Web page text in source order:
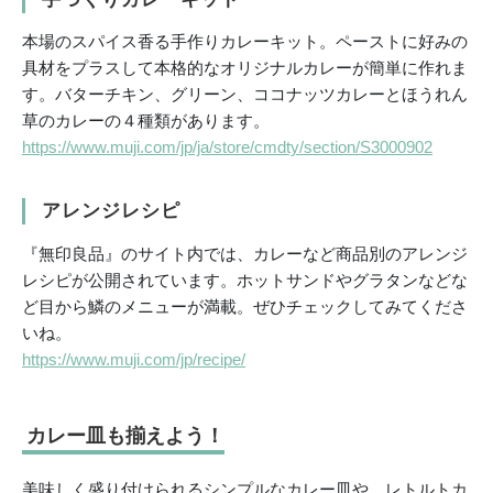
本場のスパイス香る手作りカレーキット。ペーストに好みの
具材をプラスして本格的なオリジナルカレーが簡単に作れま
す。バターチキン、グリーン、ココナッツカレーとほうれん
草のカレーの４種類があります。
https://www.muji.com/jp/ja/store/cmdty/section/S3000902
アレンジレシピ
『無印良品』のサイト内では、カレーなど商品別のアレンジ
レシピが公開されています。ホットサンドやグラタンなどな
ど目から鱗のメニューが満載。ぜひチェックしてみてくださ
いね。
https://www.muji.com/jp/recipe/
カレー皿も揃えよう！
美味しく盛り付けられるシンプルなカレー皿や、レトルトカ